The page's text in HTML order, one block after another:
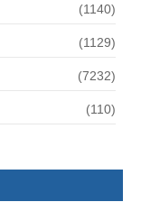
(1140)
(1129)
(7232)
(110)